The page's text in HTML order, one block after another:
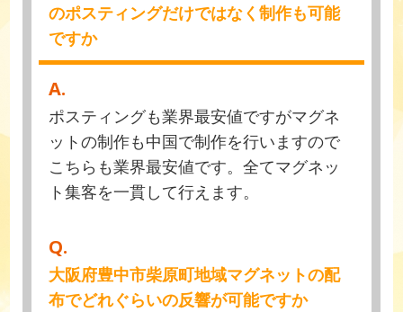
のポスティングだけではなく制作も可能
ですか
A.
ポスティングも業界最安値ですがマグネ
ットの制作も中国で制作を行いますので
こちらも業界最安値です。全てマグネッ
ト集客を一貫して行えます。
Q.
大阪府豊中市柴原町地域マグネットの配
布でどれぐらいの反響が可能ですか